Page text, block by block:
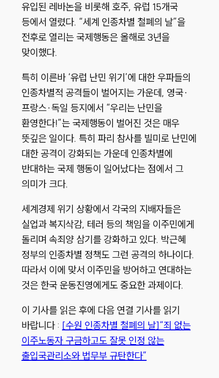
유입된 레바논을 비롯해 호주, 유럽 15개국
등에서 열렸다. “세계 인종차별 철폐의 날”을
전후로 열리는 국제행동은 올해로 3년을
맞이했다.
특히 이른바 ‘유럽 난민 위기’에 대한 우파들의
인종차별적 공격들이 벌어지는 가운데, 영국·
프랑스·독일 등지에서 “우리는 난민을
환영한다!”는 국제행동이 벌어진 것은 매우
뜻깊은 일이다. 특히 파리 참사를 빌미로 난민에
대한 공격이 강화되는 가운데 인종차별에
반대하는 국제 행동이 일어났다는 점에서 그
의미가 크다.
세계경제 위기 상황에서 각국의 지배자들은
실업과 복지삭감, 테러 등의 책임을 이주민에게
돌리며 속죄양 삼기를 강화하고 있다. 박근혜
정부의 인종차별 정책도 그런 공격의 하나이다.
따라서 이에 맞서 이주민을 방어하고 연대하는
것은 한국 운동진영에게도 중요한 과제이다.
이 기사를 읽은 후에 다음 연결 기사를 읽기
바랍니다 : [수원 인종차별 철폐의 날]“죄 없는
이주노동자 구금하고도 잘못 인정 않는
출입국관리소와 법무부 규탄한다”